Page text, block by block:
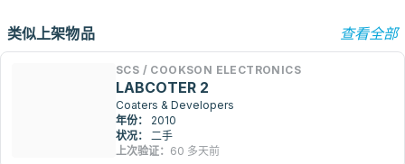
类似上架物品 查看全部
SCS / COOKSON ELECTRONICS
LABCOTER 2
Coaters & Developers
年份：
2010
状况：
二手
上次验证： 60 多天前